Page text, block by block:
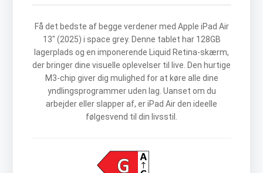
Få det bedste af begge verdener med Apple iPad Air
13" (2025) i space grey. Denne tablet har 128GB
lagerplads og en imponerende Liquid Retina-skærm,
der bringer dine visuelle oplevelser til live. Den hurtige
M3-chip giver dig mulighed for at køre alle dine
yndlingsprogrammer uden lag. Uanset om du
arbejder eller slapper af, er iPad Air den ideelle
følgesvend til din livsstil.